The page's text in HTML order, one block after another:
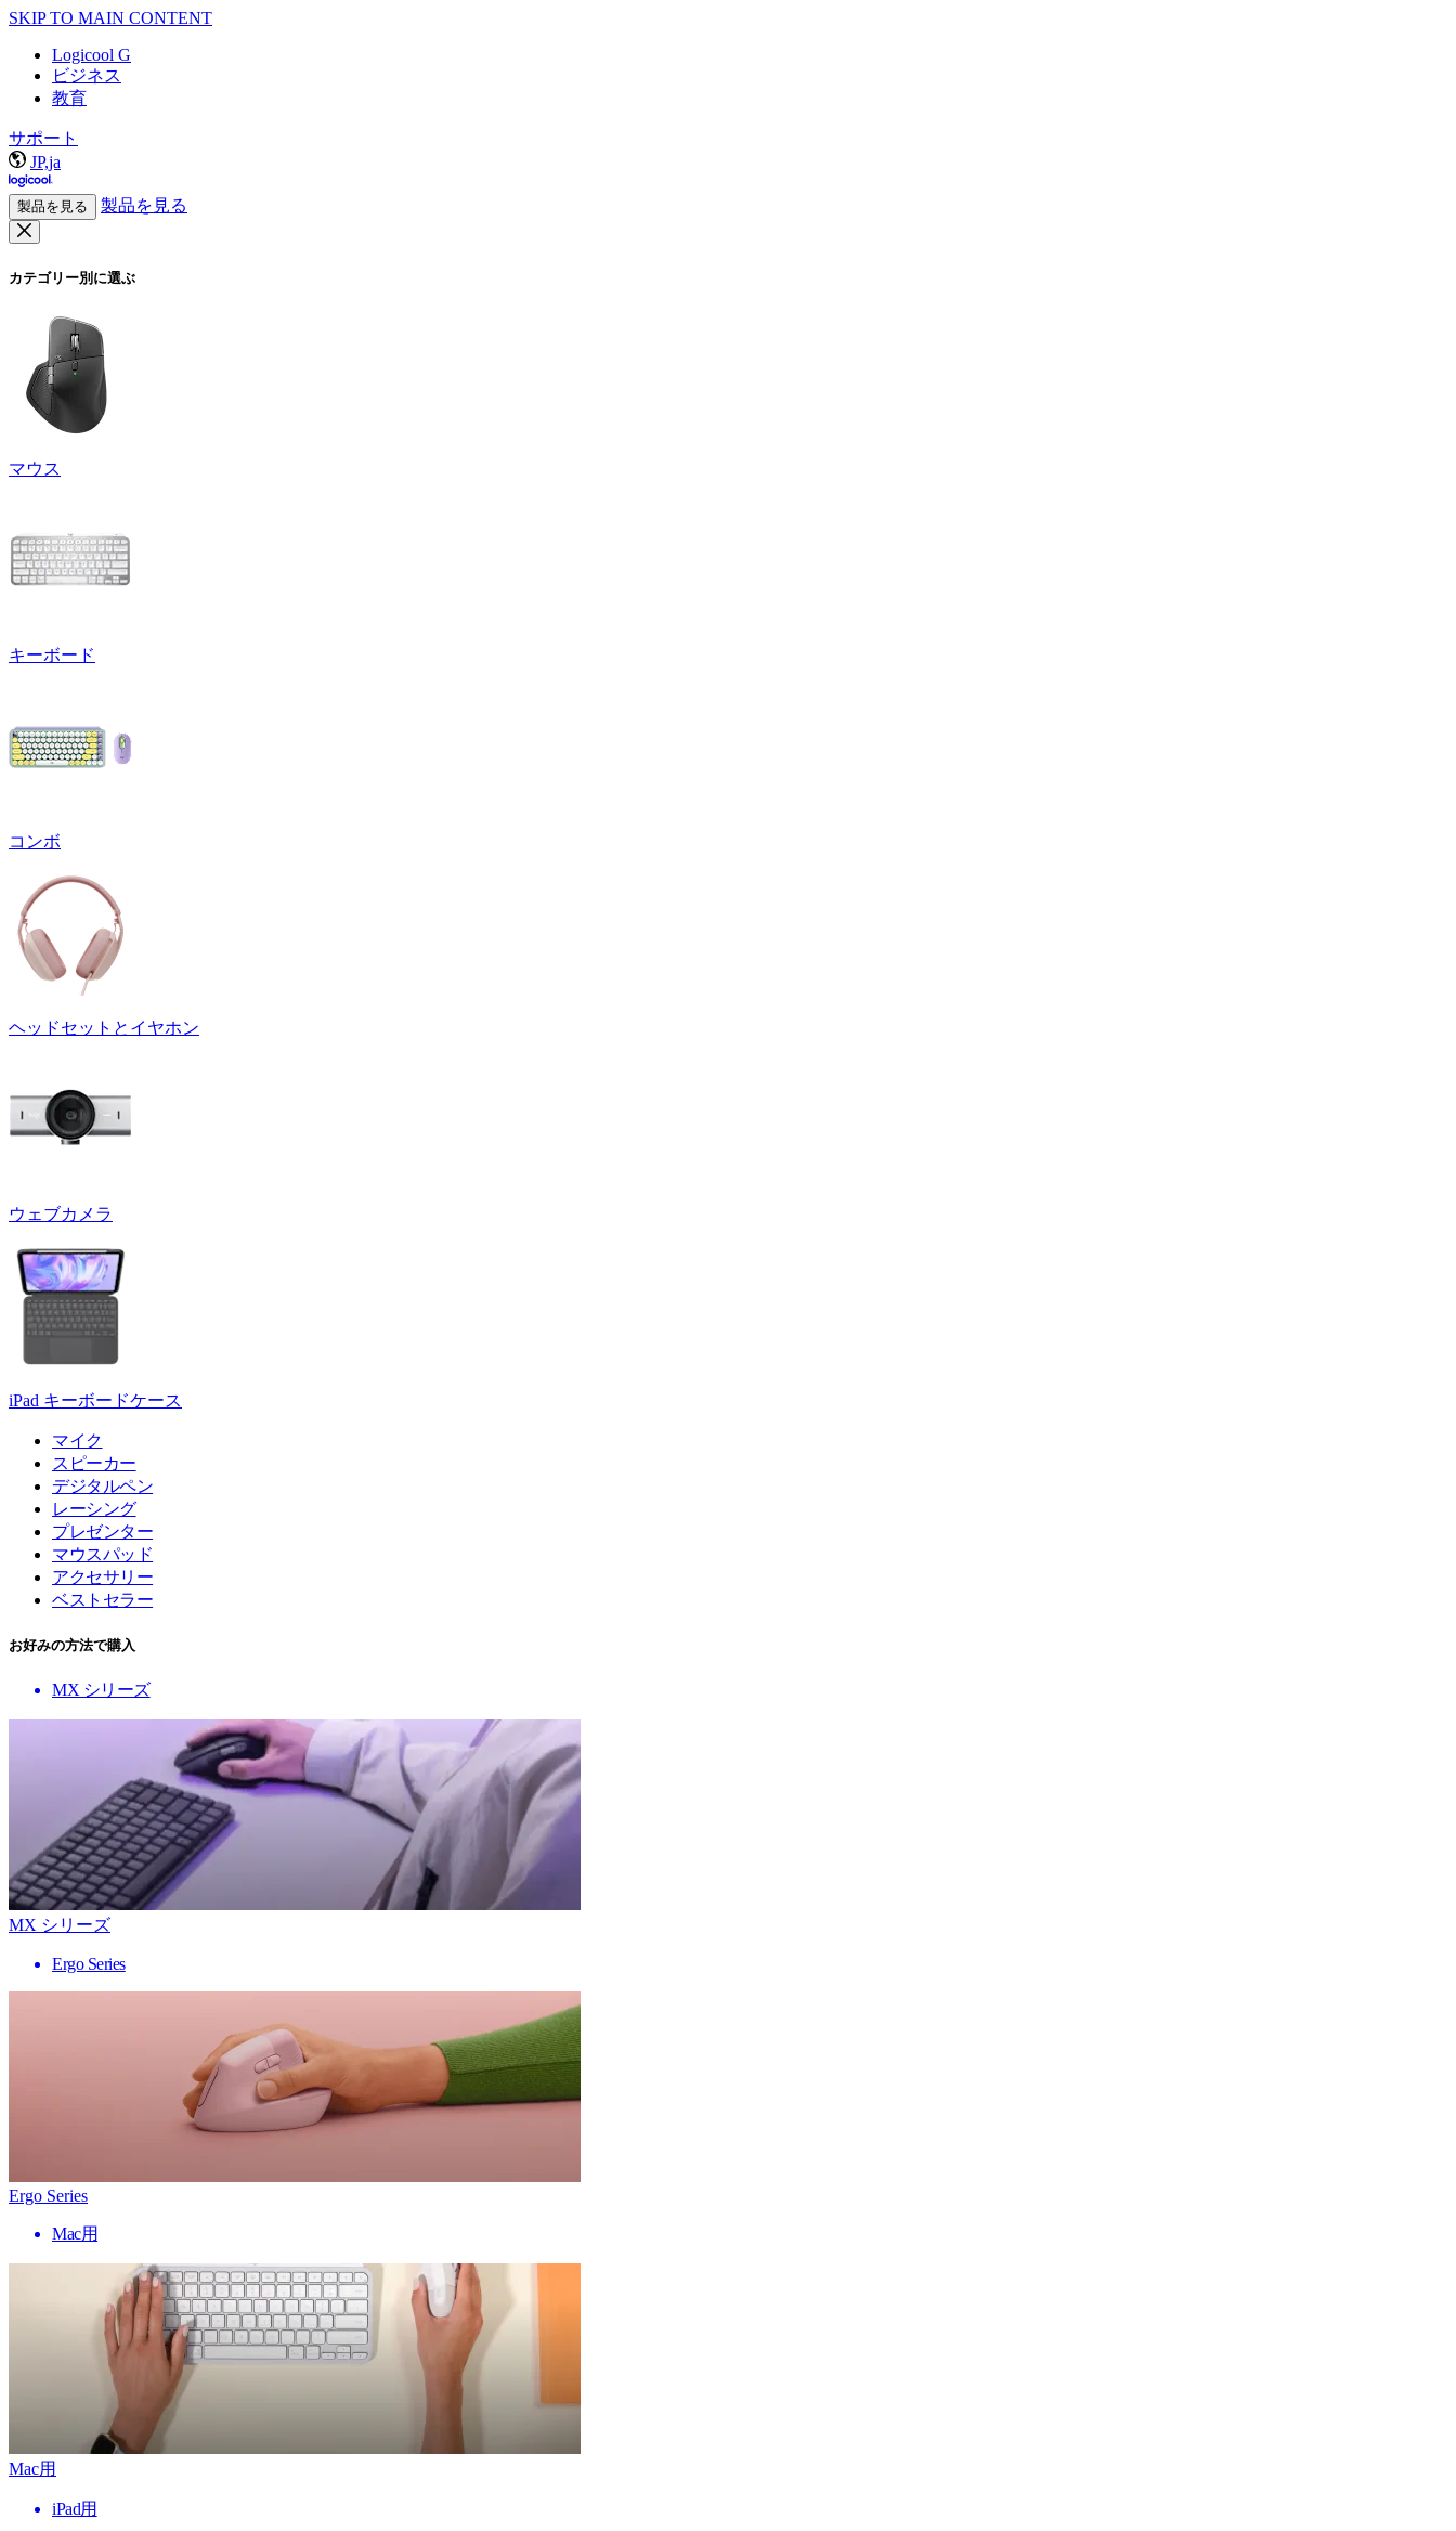
SKIP TO MAIN CONTENT
Logicool G
ビジネス
教育
サポート
JP,ja
製品を見る 製品を見る
カテゴリー別に選ぶ
マウス
キーボード
コンボ
ヘッドセットとイヤホン
ウェブカメラ
iPad キーボードケース
マイク
スピーカー
デジタルペン
レーシング
プレゼンター
マウスパッド
アクセサリー
ベストセラー
お好みの方法で購入
MX シリーズ
MX シリーズ
Ergo Series
Ergo Series
Mac用
Mac用
iPad用